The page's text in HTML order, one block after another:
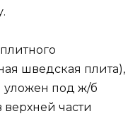
шведская плита),
уложен под ж/б
части